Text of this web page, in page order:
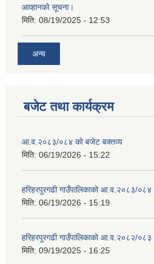
आव्हानको सूचना।
मिति: 08/19/2025 - 12:53
अन्य
बजेट तथा कार्यक्रम
आ.व.२०८३/०८४ को बजेट बक्तव्य
मिति: 06/19/2026 - 15:22
हरिहरपुरगढी गाउँपालिकाको आ.व.२०८३/०८४
मिति: 06/19/2026 - 15:19
हरिहरपुरगढी गाउँपालिकाको आ.व.२०८२/
मिति: 09/19/2025 - 16:25